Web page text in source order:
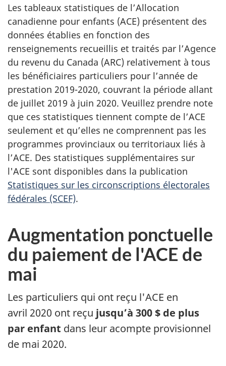
N
o
u
s
a
v
o
n
s
a
r
c
h
i
v
é
V
o
u
s
p
o
u
v
e
z
l
a
c
o
n
u
l
t
r
à
s
f
Les tableaux statistiques de l’Allocation
canadienne pour enfants (ACE) présentent des
données établies en fonction des
renseignements recueillis et traités par l’Agence
du revenu du Canada (ARC) relativement à tous
les bénéficiaires particuliers pour l’année de
prestation 2019-2020, couvrant la période allant
de juillet 2019 à juin 2020. Veuillez prendre note
que ces statistiques tiennent compte de l’ACE
seulement et qu’elles ne comprennent pas les
programmes provinciaux ou territoriaux liés à
l’ACE. Des statistiques supplémentaires sur
l'ACE sont disponibles dans la publication
Statistiques sur les circonscriptions électorales
fédérales (SCEF).
Augmentation ponctuelle
du paiement de l'ACE de
mai
Les particuliers qui ont reçu l'ACE en
avril 2020 ont reçu jusqu’à 300 $ de plus
par enfant dans leur acompte provisionnel
de mai 2020.